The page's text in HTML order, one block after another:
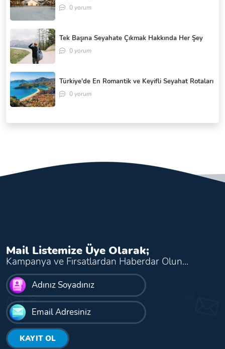
0 yorum
Tek Başına Seyahate Çıkmak Hakkında Her Şey
0 yorum
Türkiye'de En Romantik ve Keyifli Seyahat Rotaları
0 yorum
Mail Listemize Üye Olarak;
Kampanya ve Fırsatlardan Haberdar Olun...
KAYIT OL